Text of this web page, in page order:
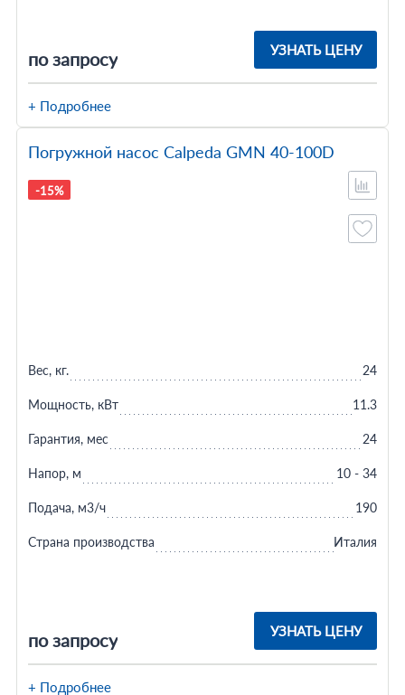
по запросу УЗНАТЬ ЦЕНУ
+ Подробнее
Погружной насос Calpeda GMN 40-100D
-15%
по запросу УЗНАТЬ ЦЕНУ
Вес, кг. 24
Мощность, кВт 11.3
Гарантия, мес 24
Напор, м 10 - 34
Подача, м3/ч 190
Страна производства Италия
+ Подробнее